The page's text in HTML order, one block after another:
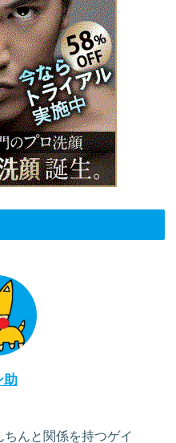
助
んと関係を持つゲイ